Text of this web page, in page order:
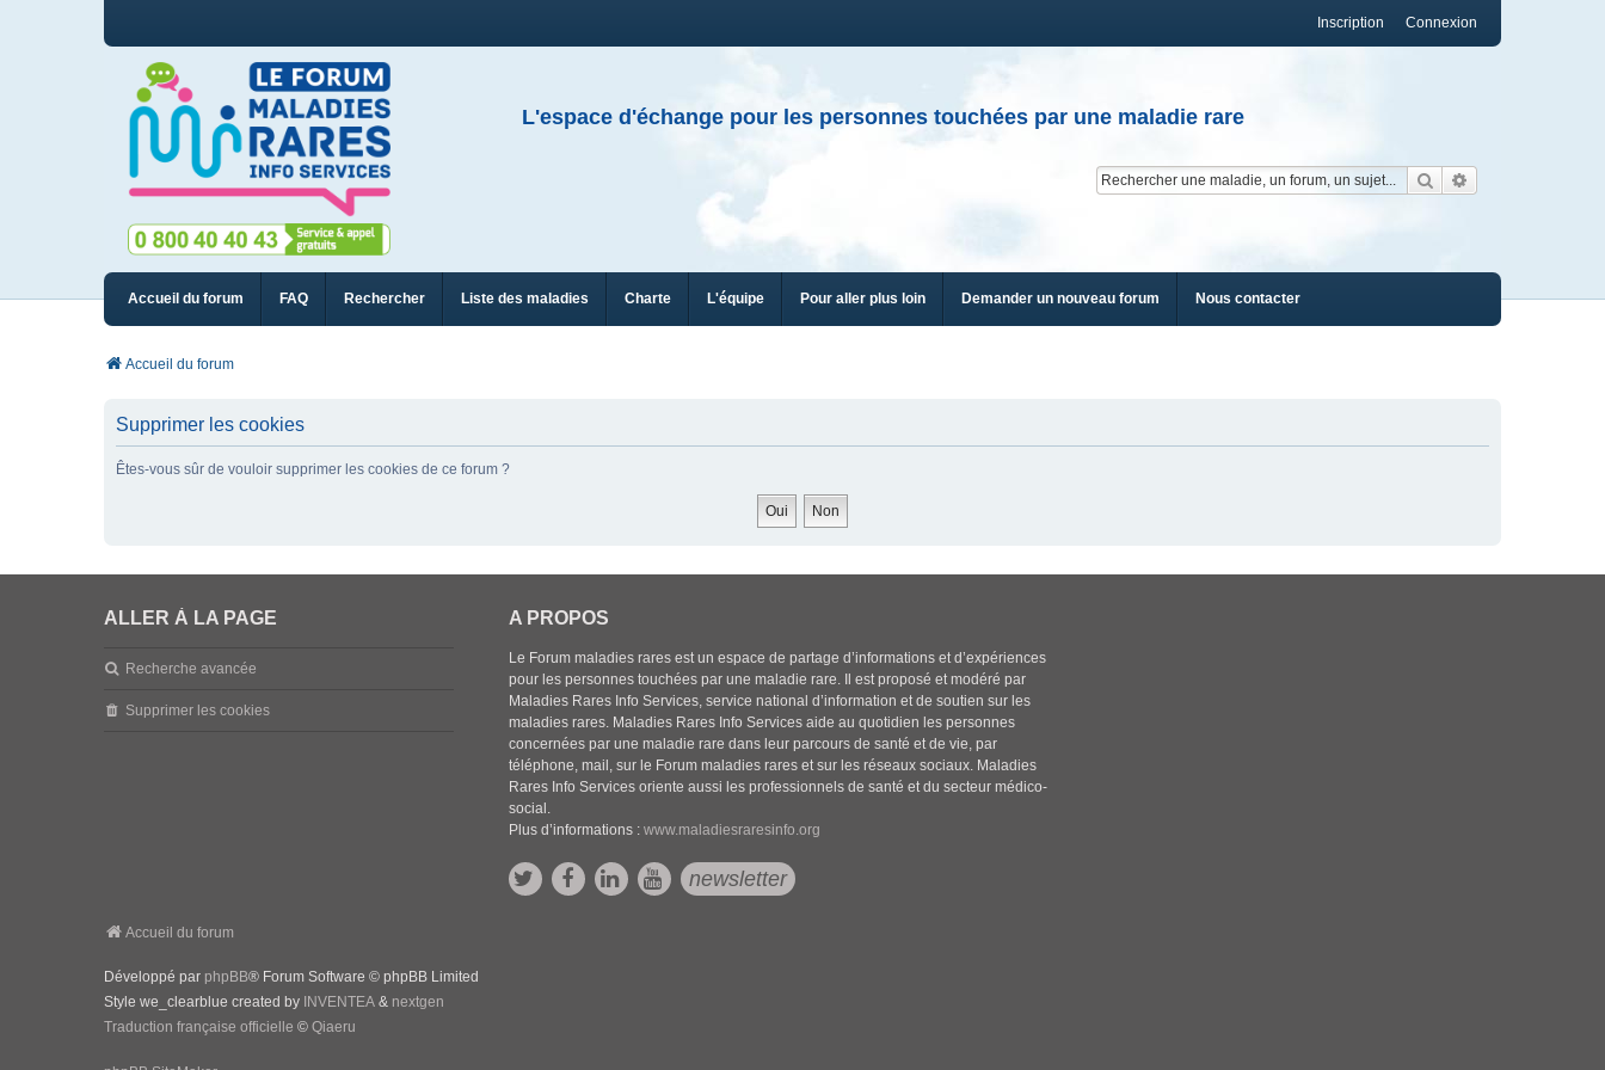
Connexion
Inscription
L'espace d'échange pour les personnes touchées par une maladie rare
Rechercher
Accueil du forum FAQ Rechercher Liste des maladies Charte L'équipe Pour aller plus loin Demander un nouveau forum Nous contacter
Accueil du forum
Supprimer les cookies
Êtes-vous sûr de vouloir supprimer les cookies de ce forum ?
ALLER À LA PAGE
Recherche avancée
Supprimer les cookies
A PROPOS
Le Forum maladies rares est un espace de partage d’informations et d’expériences
pour les personnes touchées par une maladie rare. Il est proposé et modéré par
Maladies Rares Info Services, service national d’information et de soutien sur les
maladies rares. Maladies Rares Info Services aide au quotidien les personnes
concernées par une maladie rare dans leur parcours de santé et de vie, par
téléphone, mail, sur le Forum maladies rares et sur les réseaux sociaux. Maladies
Rares Info Services oriente aussi les professionnels de santé et du secteur médico-
social.
Plus d’informations :www.maladiesraresinfo.org
newsletter
Accueil du forum
Développé par phpBB® Forum Software © phpBB Limited
Style we_clearblue created by INVENTEA & nextgen
Traduction française officielle © Qiaeru